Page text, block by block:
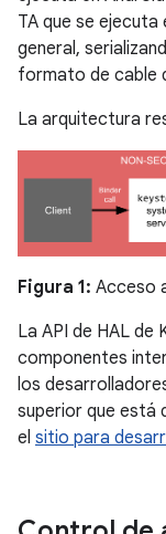
TA que se
general,
formato de cable
La arquitectura
Figura 1: Acceso
La API de HAL de
componentes
los
superior que está
el sitio para